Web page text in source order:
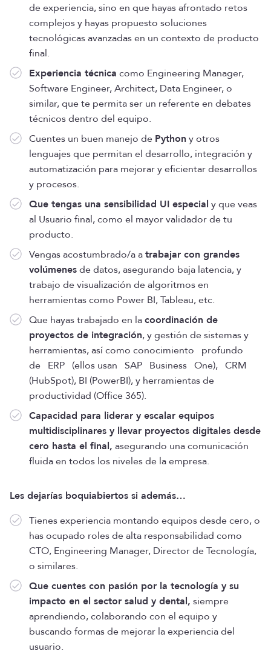
de experiencia, sino en que hayas afrontado retos
complejos y hayas propuesto soluciones
tecnológicas avanzadas en un contexto de producto
final.
Experiencia técnica como Engineering Manager,
Software Engineer, Architect, Data Engineer, o
similar, que te permita ser un referente en debates
técnicos dentro del equipo.
Cuentes un buen manejo de Python y otros
lenguajes que permitan el desarrollo, integración y
automatización para mejorar y eficientar desarrollos
y procesos.
Que tengas una sensibilidad UI especial y que veas
al Usuario final, como el mayor validador de tu
producto.
Vengas acostumbrado/a atrabajar con grandes
volúmenesde datos, asegurando baja latencia, y
trabajo de visualización de algoritmos en
herramientas como Power BI, Tableau, etc.
Que hayas trabajado en lacoordinación de
proyectos de integración, y gestión de sistemas y
herramientas, así como conocimiento profundo
de ERP (ellos usan SAP Business One), CRM
(HubSpot), BI (PowerBI), y herramientas de
productividad (Office 365).
Capacidad para liderar y escalar equipos
multidisciplinares y llevar proyectos digitales desde
cero hasta el final, asegurando una comunicación
fluida en todos los niveles de la empresa.
Les dejarías boquiabiertos si además…
Tienes experiencia montando equipos desde cero, o
has ocupado roles de alta responsabilidad como
CTO, Engineering Manager, Director de Tecnología,
o similares.
Que cuentes con pasión por la tecnología y su
impacto en el sector salud y dental, siempre
aprendiendo, colaborando con el equipo y
buscando formas de mejorar la experiencia del
usuario.